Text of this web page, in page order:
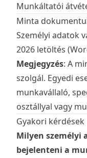
Munkáltatói
Minta
Személyi adatok
2026 letöltés
Megjegyzés: A
szolgál. Egyedi
munkavállaló,
osztállyal vagy
Gyakori kérdések
Milyen személyi
bejelenteni a